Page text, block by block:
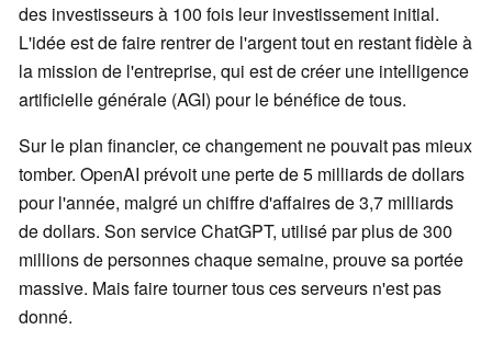
des investisseurs à 100 fois leur investissement initial.
L'idée est de faire rentrer de l'argent tout en restant fidèle à
la mission de l'entreprise, qui est de créer une intelligence
artificielle générale (AGI) pour le bénéfice de tous.
Sur le plan financier, ce changement ne pouvait pas mieux
tomber. OpenAI prévoit une perte de 5 milliards de dollars
pour l'année, malgré un chiffre d'affaires de 3,7 milliards
de dollars. Son service ChatGPT, utilisé par plus de 300
millions de personnes chaque semaine, prouve sa portée
massive. Mais faire tourner tous ces serveurs n'est pas
donné.